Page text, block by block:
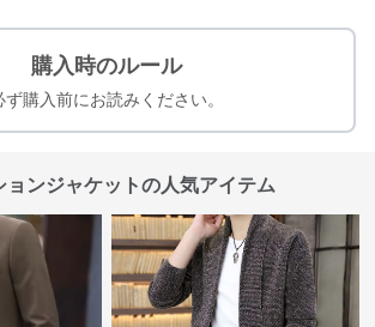
購入時のルール
ず購入前にお読みください。
ョンジャケットの人気アイテム